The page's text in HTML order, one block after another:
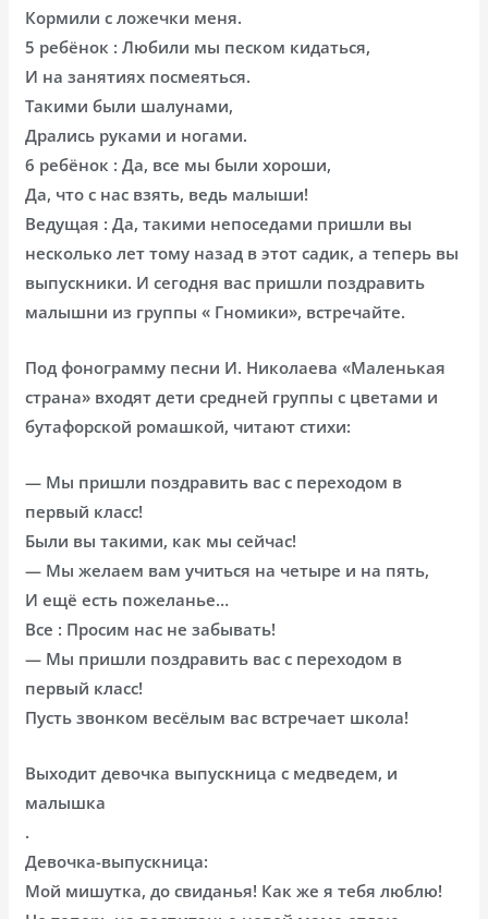
Кормили с ложечки меня.
5 ребёнок : Любили мы песком кидаться,
И на занятиях посмеяться.
Такими были шалунами,
Дрались руками и ногами.
6 ребёнок : Да, все мы были хороши,
Да, что с нас взять, ведь малыши!
Ведущая : Да, такими непоседами пришли вы
несколько лет тому назад в этот садик, а теперь вы
выпускники. И сегодня вас пришли поздравить
малышни из группы « Гномики», встречайте.
Под фонограмму песни И. Николаева «Маленькая
страна» входят дети средней группы с цветами и
бутафорской ромашкой, читают стихи:
— Мы пришли поздравить вас с переходом в
первый класс!
Были вы такими, как мы сейчас!
— Мы желаем вам учиться на четыре и на пять,
И ещё есть пожеланье…
Все : Просим нас не забывать!
— Мы пришли поздравить вас с переходом в
первый класс!
Пусть звонком весёлым вас встречает школа!
Выходит девочка выпускница с медведем, и
малышка
.
Девочка-выпускница:
Мой мишутка, до свиданья! Как же я тебя люблю!